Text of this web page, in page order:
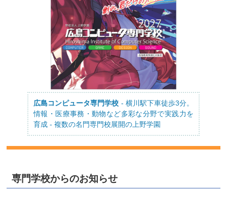
広島コンピュータ専門学校 - 横川駅下車徒歩3分。
情報・医療事務・動物など多彩な分野で実践力を
育成 - 複数の名門専門校展開の上野学園
専門学校からのお知らせ